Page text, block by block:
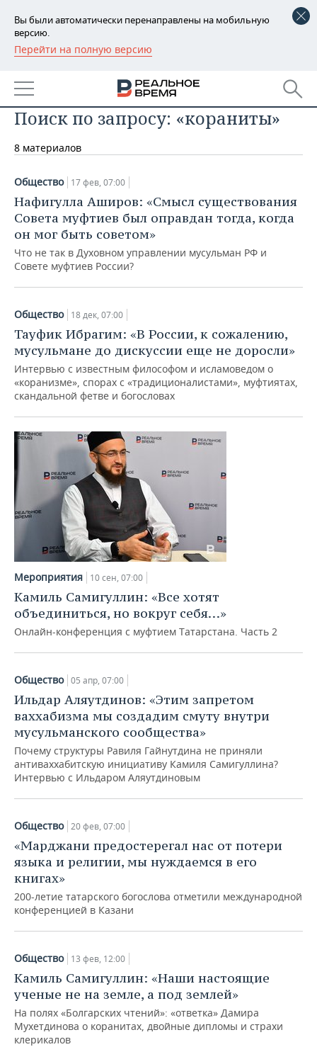
Вы были автоматически перенаправлены на мобильную
версию.
Перейти на полную версию
РЕГИОНЫ
БАШКОРТОСТАН
ТАТАРСТАН
УДМУРТИЯ
НОВОСТИ
АНАЛИТИКА
НОВОСТИ АНАЛИТИКИ
ДЕКЛАРАЦИИ О ДОХОДАХ
КОРОЛИ ГОСЗАКАЗА ПФО
ВУЗЫ ТАТАРСТАНА
ТОРГОВЫЕ ЦЕНТРЫ
ЭКОНОМИКА
НОВОСТИ ЭКОНОМИКИ
ФИНАНСЫ
БАНКИ
ИНВЕСТИЦИИ
ПРОМЫШЛЕННОСТЬ
НОВОСТИ
ПРОМЫШЛЕННОСТИ
АГРОПРОМ
МАШИНОСТРОЕНИЕ
НЕФТЕХИМИЯ
НЕФТЬ
ОПК
ЭНЕРГЕТИКА
НЕДВИЖИМОСТЬ
НОВОСТИ НЕДВИЖИМОСТИ
АВТО
НОВОСТИ БИЗНЕСА
РОЗНИЧНАЯ ТОРГОВЛЯ
ТРАНСПОРТ
ТЕХНОЛОГИИ
НОВОСТИ ТЕХНОЛОГИЙ
IT
ТЕЛЕКОММУНИКАЦИИ
МЕРОПРИЯТИЯ
НОВОСТИ МЕРОПРИЯТИЙ
БИЗНЕС-БРАНЧИ
ONLINE-КОНФЕРЕНЦИИ
ОТКРЫТАЯ ЛЕКЦИЯ
СПОРТ
ФУТБОЛ
ХОККЕЙ
БАСКЕТБОЛ
ВОЛЕЙБОЛ
КИБЕРСПОРТ
ФИГУРНОЕ КАТАНИЕ
ВОДНЫЕ ВИДЫ СПОРТА
НОВОСТИ ОБЩЕСТВА
ВЛАСТЬ
ИНФРАСТРУКТУРА
ИСТОРИЯ
КУЛЬТУРА
МЕДИЦИНА
ОБРАЗОВАНИЕ
ФОТОГАЛЕРЕЯ
СЮЖЕТЫ
СПРАВОЧНИК
СПИСОК ПЕРСОН
СПИСОК КОМПАНИЙ
ПОЛНАЯ ВЕРСИЯ
Поиск по запросу: «кораниты»
8 материалов
Общество 17 фев, 07:00
Нафигулла Аширов: «Смысл существования
Совета муфтиев был оправдан тогда, когда
он мог быть советом»
Что не так в Духовном управлении мусульман РФ и
Совете муфтиев России?
Общество 18 дек, 07:00
Тауфик Ибрагим: «В России, к сожалению,
мусульмане до дискуссии еще не доросли»
Интервью с известным философом и исламоведом о
«коранизме», спорах с «традиционалистами», муфтиятах,
скандальной фетве и богословах
Мероприятия 10 сен, 07:00
Камиль Самигуллин: «Все хотят
объединиться, но вокруг себя…»
Онлайн-конференция с муфтием Татарстана. Часть 2
Общество 05 апр, 07:00
Ильдар Аляутдинов: «Этим запретом
ваххабизма мы создадим смуту внутри
мусульманского сообщества»
Почему структуры Равиля Гайнутдина не приняли
антиваххабитскую инициативу Камиля Самигуллина?
Интервью с Ильдаром Аляутдиновым
Общество 20 фев, 07:00
«Марджани предостерегал нас от потери
языка и религии, мы нуждаемся в его
книгах»
200-летие татарского богослова отметили международной
конференцией в Казани
Общество 13 фев, 12:00
Камиль Самигуллин: «Наши настоящие
ученые не на земле, а под землей»
На полях «Болгарских чтений»: «ответка» Дамира
Мухетдинова о коранитах, двойные дипломы и страхи
клерикалов